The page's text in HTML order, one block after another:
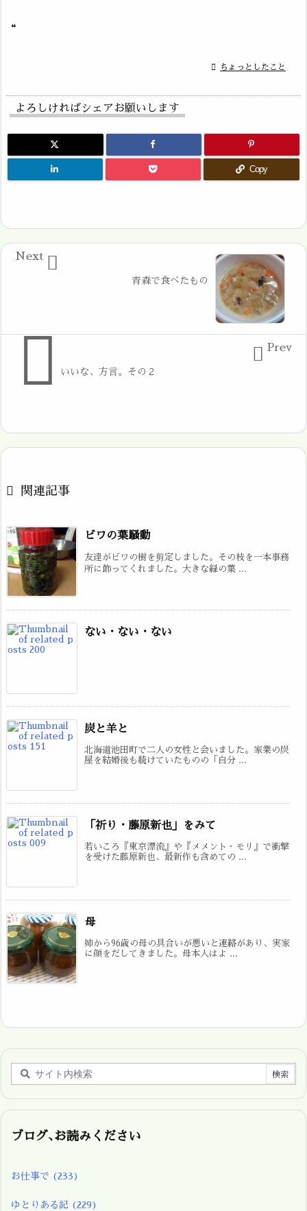
“
 ちょっとしたこと
よろしければシェアお願いします
Copy
青森で食べたもの

Next
 いいな、方言。その２
 Prev
 関連記事
ビワの葉騒動
友達がビワの樹を剪定しました。その枝を一本事務
所に飾ってくれました。大きな緑の葉 ...
ない・ない・ない
炭と羊と
北海道池田町で二人の女性と会いました。家業の炭
屋を結婚後も続けていたものの「自分 ...
「祈り・藤原新也」をみて
若いころ『東京漂流』や『メメント・モリ』で衝撃
を受けた藤原新也、最新作も含めての ...
母
姉から96歳の母の具合いが悪いと連絡があり、実家
に顔をだしてきました。母本人はよ ...
ブログ､お読みください
お仕事で (233)
ゆとりある記 (229)